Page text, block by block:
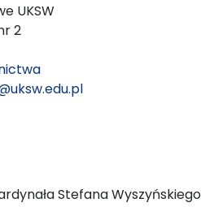
UKSW
2
Stefana Wyszyńskiego